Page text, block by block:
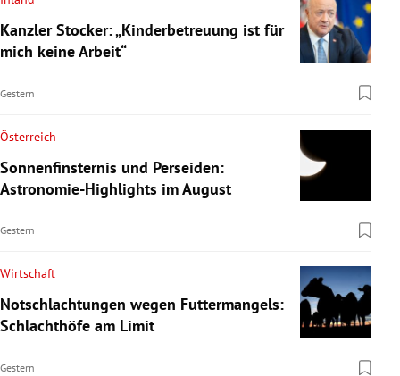
Kanzler Stocker: „Kinderbetreuung ist für
mich keine Arbeit“
Gestern
Österreich
Sonnenfinsternis und Perseiden:
Astronomie-Highlights im August
Gestern
Wirtschaft
Notschlachtungen wegen Futtermangels:
Schlachthöfe am Limit
Gestern